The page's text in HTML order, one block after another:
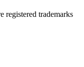
registered trademarks